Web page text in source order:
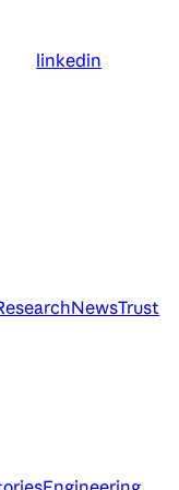
linkedin
NewsTrust